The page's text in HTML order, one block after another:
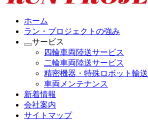
ホーム
ラン・プロジェクトの強み
サービス
四輪車両陸送サービス
二輪車両陸送サービス
精密機器・特殊ロボット輸送
車両メンテナンス
新着情報
会社案内
サイトマップ